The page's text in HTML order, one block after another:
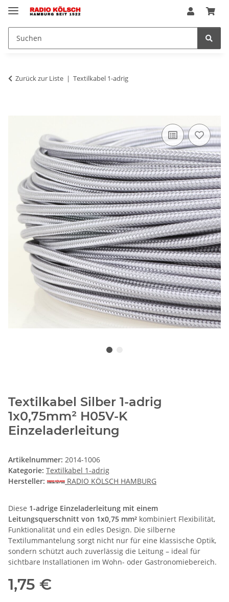
Zurück zur Liste Textilkabel 1-adrig
Textilkabel Silber 1-adrig
1x0,75mm² H05V-K
Einzeladerleitung
Artikelnummer: 2014-1006
Kategorie: Textilkabel 1-adrig
Hersteller:
RADIO KÖLSCH HAMBURG
Diese 1-adrige Einzeladerleitung mit einem
Leitungsquerschnitt von 1x0,75 mm² kombiniert Flexibilität,
Funktionalität und ein edles Design. Die silberne
Textilummantelung sorgt nicht nur für eine klassische Optik,
sondern schützt auch zuverlässig die Leitung – ideal für
sichtbare Installationen im Wohn- oder Gastronomiebereich.
1,75 €